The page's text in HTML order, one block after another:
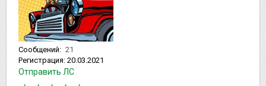
Сообщений: 21
Регистрация: 20.03.2021
Отправить ЛС